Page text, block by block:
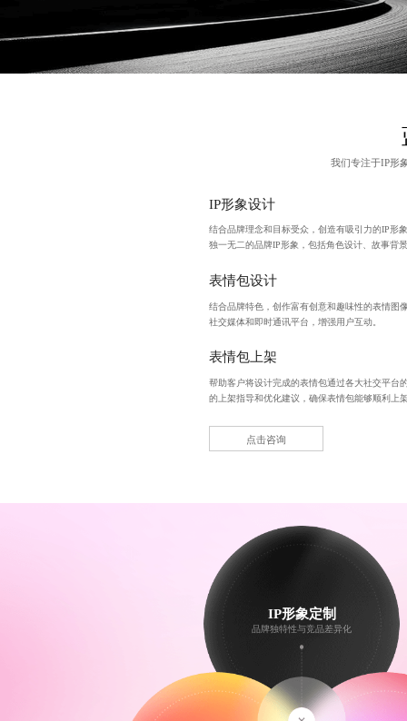
我们专注于IP形
IP形象设计
结合品牌理念和目标受众，创造有吸引力的IP形
独一无二的品牌IP形象，包括角色设计、故事背
表情包设计
结合品牌特色，创作富有创意和趣味性的表情图
社交媒体和即时通讯平台，增强用户互动。
表情包上架
帮助客户将设计完成的表情包通过各大社交平台
的上架指导和优化建议，确保表情包能够顺利上
点击咨询
IP形象定制
品牌独特性与竞品差异化